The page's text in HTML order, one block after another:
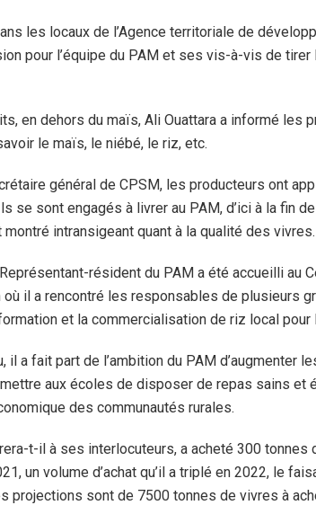
les locaux de l’Agence territoriale de
pour l’équipe du PAM et ses vis-à-vis de
en dehors du maïs, Ali Ouattara a informé les
le maïs, le niébé, le riz, etc.
général de CPSM, les producteurs ont
se sont engagés à livrer au PAM, d’ici à la fin de
intransigeant quant à la qualité des vivres.
résident du PAM a été accueilli au
où il a rencontré les responsables de plusieurs
et la commercialisation de riz local pour
il a fait part de l’ambition du PAM d’augmenter
aux écoles de disposer de repas sains et
des communautés rurales.
t-il à ses interlocuteurs, a acheté 300 tonnes
un volume d’achat qu’il a triplé en 2022, le
projections sont de 7500 tonnes de vivres à